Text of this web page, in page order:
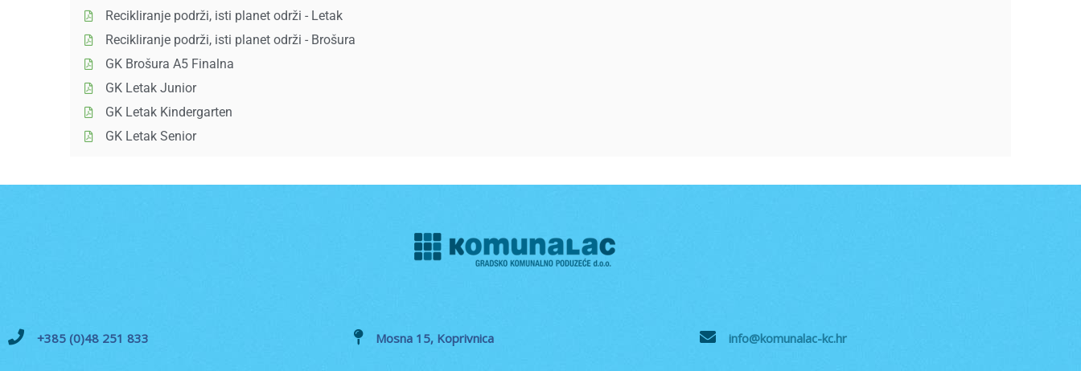
Recikliranje podrži, isti planet održi - Letak
Recikliranje podrži, isti planet održi - Brošura
GK Brošura A5 Finalna
GK Letak Junior
GK Letak Kindergarten
GK Letak Senior
+385 (0)48 251 833 Mosna 15, Koprivnica info@komunalac-kc.hr